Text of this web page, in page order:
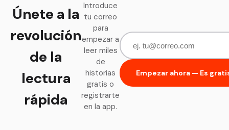
Únete a la
revolución
de la
lectura
rápida
Introduce
tu correo
para
empezar a
leer miles
de
historias
gratis o
registrarte
en la app.
Empezar ahora — Es